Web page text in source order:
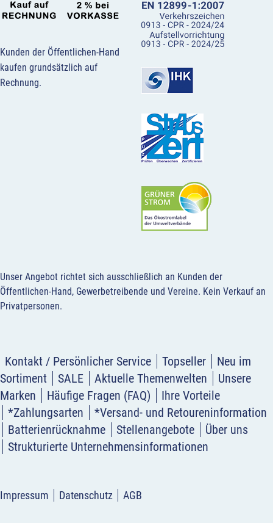
Kunden der Öffentlichen-Hand
kaufen grundsätzlich auf
Rechnung.
Unser Angebot richtet sich ausschließlich an Kunden der
Öffentlichen-Hand, Gewerbetreibende und Vereine. Kein Verkauf an
Privatpersonen.
Kontakt / Persönlicher Service Topseller
Neu im
Sortiment
SALE Aktuelle Themenwelten
Unsere
Marken
Häufige Fragen (FAQ)
Ihre Vorteile
*Zahlungsarten
*Versand- und Retoureninformation
Batterienrücknahme
Stellenangebote
Über uns
Strukturierte Unternehmensinformationen
Impressum Datenschutz AGB